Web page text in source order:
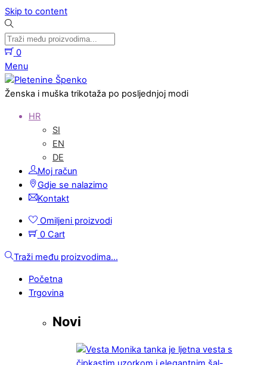
Skip to content
0
Menu
Ženska i muška trikotaža po posljednjoj modi
HR
SI
EN
DE
Moj račun
Gdje se nalazimo
Kontakt
Omiljeni proizvodi
0 Cart
Traži među proizvodima...
Početna
Trgovina
Novi